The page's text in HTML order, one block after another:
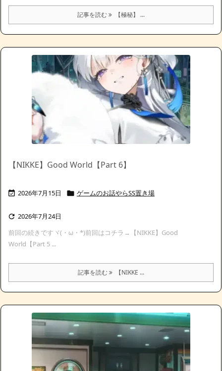
記事を読む 【極秘】 ...
【NIKKE】Good World【Part 6】
 2026年7月15日  ゲームのお話やらSS置き場
 2026年7月24日
前回の続きですヾ(・ω・*)前回はコチラ→【NIKKE】Good
World【Part 5 ...
記事を読む 【NIKKE ...